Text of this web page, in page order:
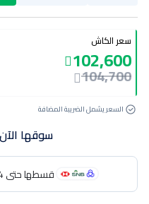
سعر الكاش
102,600
104,700
السعر يشمل الضريبة المضافة
سوقها
قسطها حتى 24 دفعة، متوافق مع الشريعة